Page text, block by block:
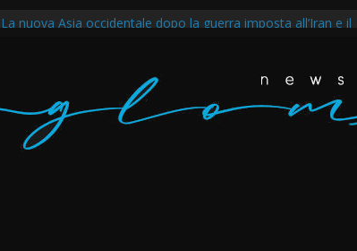
Il movimento No Tav ancora in marcia
Come il movimento degli scarafaggi ha messo al muro il
No Tav – Saremo dappertutto. Eravamo dappertutto
Dopo l’uccisione di Fakir, il tempo della rabbia e della rivolta a
Bologna